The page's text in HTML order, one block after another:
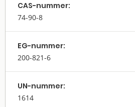
CAS-nummer:
74-90-8
EG-nummer:
200-821-6
UN-nummer:
1614